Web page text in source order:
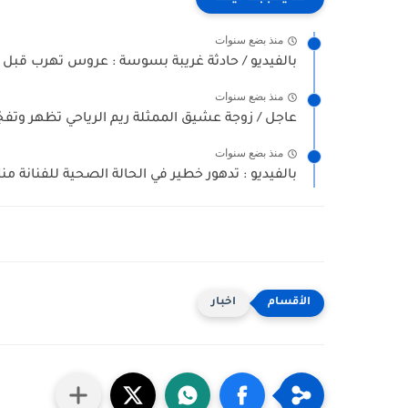
منذ بضع سنوات
بالفيديو / حادثة غريبة بسوسة : عروس تهرب
منذ بضع سنوات
عاجل / زوجة عشيق الممثلة ريم الرياحي تظهر
منذ بضع سنوات
بالفيديو : تدهور خطير في الحالة الصحية للفنانة
اخبار